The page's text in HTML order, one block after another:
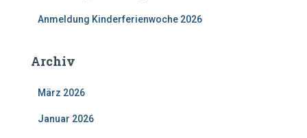
Anmeldung Kinderferienwoche 2026
Archiv
März 2026
Januar 2026